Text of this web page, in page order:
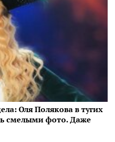
Оля Полякова в тугих
смелыми фото. Даже